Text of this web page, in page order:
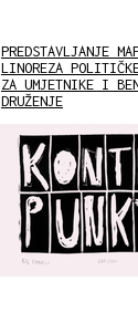
PREDSTAVLJANJE
LINOREZA
ZA UMJETNIKE I
DRUŽENJE